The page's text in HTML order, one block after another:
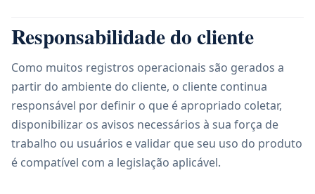
Responsabilidade do cliente
Como muitos registros operacionais são gerados a
partir do ambiente do cliente, o cliente continua
responsável por definir o que é apropriado coletar,
disponibilizar os avisos necessários à sua força de
trabalho ou usuários e validar que seu uso do produto
é compatível com a legislação aplicável.